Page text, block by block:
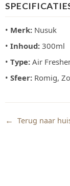
• Merk: Nusuk
• Inhoud: 300ml
• Type: Air
• Sfeer: Romig,
← Terug naar